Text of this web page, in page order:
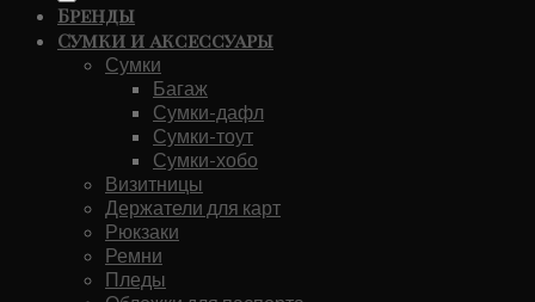
Бренды
Сумки и аксессуары
Сумки
Багаж
Сумки-дафл
Сумки-тоут
Сумки-хобо
Визитницы
Держатели для карт
Рюкзаки
Ремни
Пледы